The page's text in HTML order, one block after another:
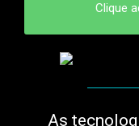
Clique
As